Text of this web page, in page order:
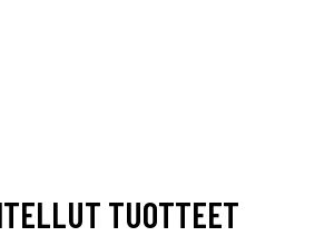
TUOTTEET